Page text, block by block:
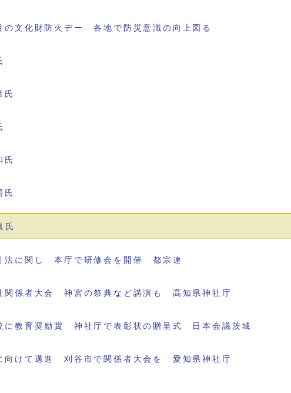
の文化財防火デー 各地で防災意識の向上図る
氏
氏
氏
氏
法に関し 本庁で研修会を開催 都宗連
関係者大会 神宮の祭典など講演も 高知県神社庁
に教育奨励賞 神社庁で表彰状の贈呈式 日本会議茨城
向けて邁進 刈谷市で関係者大会を 愛知県神社庁